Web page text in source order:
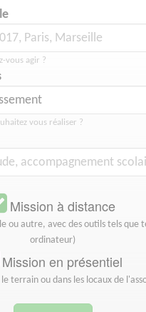
vous agir ?
vous réaliser ?
Mission à distance
ou autre, avec des outils tels que
ordinateur)
Mission en présentiel
terrain ou dans les locaux de